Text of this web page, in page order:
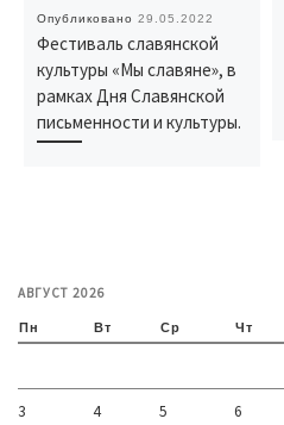
Опубликовано 29.05.2022
Фестиваль славянской
культуры «Мы славяне», в
рамках Дня Славянской
письменности и культуры.
АВГУСТ 2026
Пн Вт Ср Чт
3 4 5 6